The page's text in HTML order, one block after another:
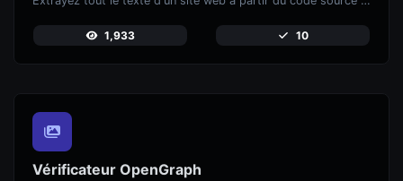
1,933 10
Vérificateur OpenGraph